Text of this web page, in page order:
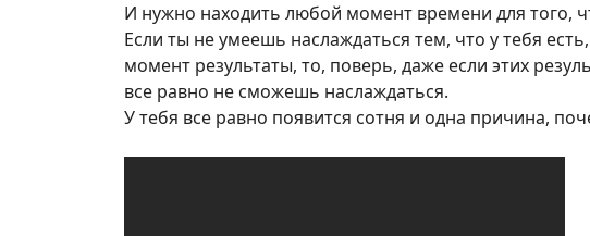
И нужно находить любой момент времени для того,
Если ты не умеешь наслаждаться тем, что у тебя
момент результаты, то, поверь, даже если этих
все равно не сможешь наслаждаться.
У тебя все равно появится сотня и одна причина,